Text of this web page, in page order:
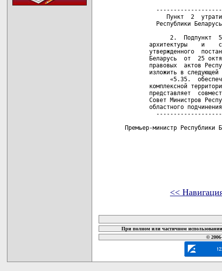
Пункт  2
Республики
2.  Подпункт
архитектуры    и
утвержденного
Беларусь  от  25
правовых  актов
изложить в следующей
«5.35.
комплексной
представляет
Совет Министров
областного
Премьер-министр
<<
При полном или частичном
©